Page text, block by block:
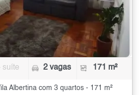
suíte 2 vagas 171 m²
Albertina com 3 quartos - 171 m²